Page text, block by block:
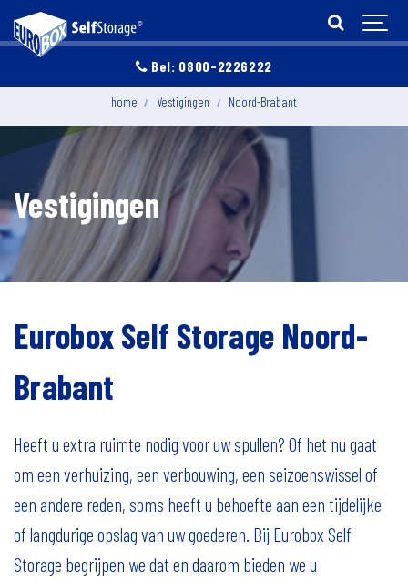
home Vestigingen Noord-Brabant
Vestigingen
Eurobox Self Storage Noord-
Brabant
Heeft u extra ruimte nodig voor uw spullen? Of het nu gaat
om een verhuizing, een verbouwing, een seizoenswissel of
een andere reden, soms heeft u behoefte aan een tijdelijke
of langdurige opslag van uw goederen. Bij Eurobox Self
Storage begrijpen we dat en daarom bieden we u
Bel: 0800-2226222